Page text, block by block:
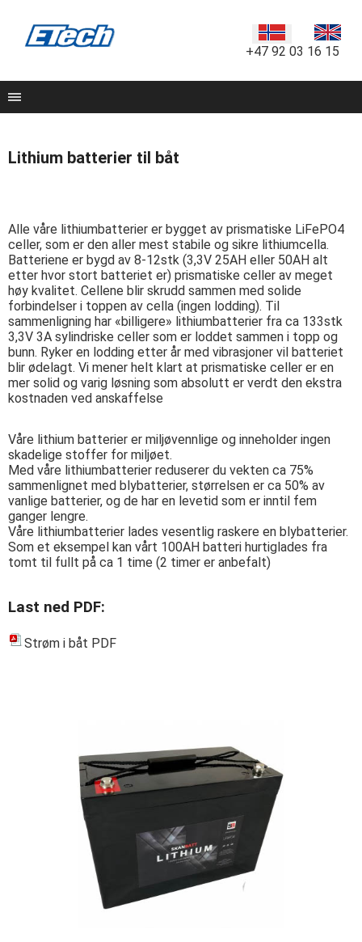
+47 92 03 16 15
Lithium batterier til båt
Alle våre lithiumbatterier er bygget av prismatiske LiFePO4
celler, som er den aller mest stabile og sikre lithiumcella.
Batteriene er bygd av 8-12stk (3,3V 25AH eller 50AH alt
etter hvor stort batteriet er) prismatiske celler av meget
høy kvalitet. Cellene blir skrudd sammen med solide
forbindelser i toppen av cella (ingen lodding). Til
sammenligning har «billigere» lithiumbatterier fra ca 133stk
3,3V 3A sylindriske celler som er loddet sammen i topp og
bunn. Ryker en lodding etter år med vibrasjoner vil batteriet
blir ødelagt. Vi mener helt klart at prismatiske celler er en
mer solid og varig løsning som absolutt er verdt den ekstra
kostnaden ved anskaffelse
Våre lithium batterier er miljøvennlige og inneholder ingen
skadelige stoffer for miljøet.
Med våre lithiumbatterier reduserer du vekten ca 75%
sammenlignet med blybatterier, størrelsen er ca 50% av
vanlige batterier, og de har en levetid som er inntil fem
ganger lengre.
Våre lithiumbatterier lades vesentlig raskere en blybatterier.
Som et eksempel kan vårt 100AH batteri hurtiglades fra
tomt til fullt på ca 1 time (2 timer er anbefalt)
Last ned PDF:
Strøm i båt PDF